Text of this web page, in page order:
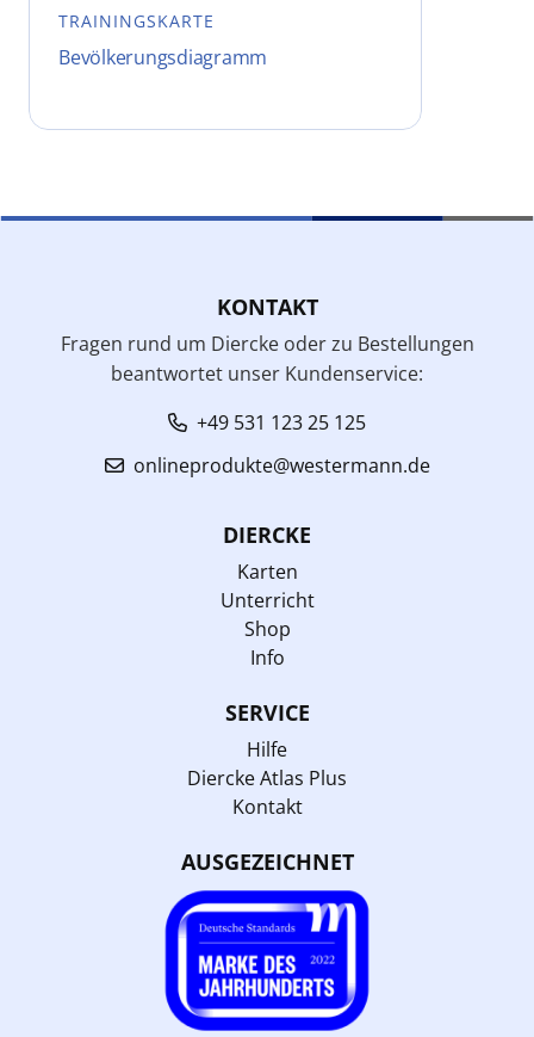
TRAININGSKARTE
Bevölkerungsdiagramm
KONTAKT
Fragen rund um Diercke oder zu Bestellungen
beantwortet unser Kundenservice:
+49 531 123 25 125
onlineprodukte@westermann.de
DIERCKE
Karten
Unterricht
Shop
Info
SERVICE
Hilfe
Diercke Atlas Plus
Kontakt
AUSGEZEICHNET